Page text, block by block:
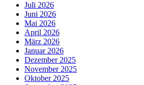
Juli 2026
Juni 2026
Mai 2026
April 2026
März 2026
Januar 2026
Dezember 2025
November 2025
Oktober 2025